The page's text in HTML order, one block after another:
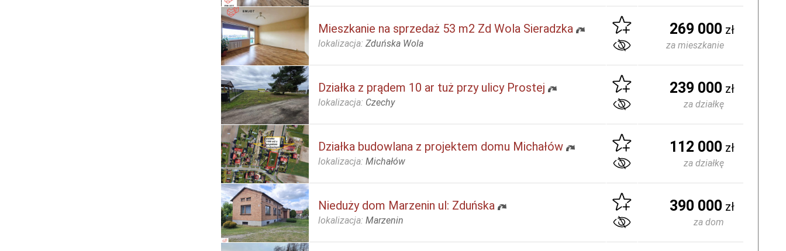
Mieszkanie na sprzedaż 53 m2 Zd Wola Sieradzka
lokalizacja: Zduńska Wola
269 000 zł
za mieszkanie
Działka z prądem 10 ar tuż przy ulicy Prostej
lokalizacja: Czechy
239 000 zł
za działkę
Działka budowlana z projektem domu Michałów
lokalizacja: Michałów
112 000 zł
za działkę
Nieduży dom Marzenin ul: Zduńska
lokalizacja: Marzenin
390 000 zł
za dom